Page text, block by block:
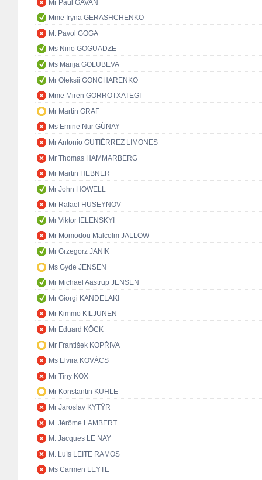
Mr Paul GAVAN
Mme Iryna GERASHCHENKO
M. Pavol GOGA
Ms Nino GOGUADZE
Ms Marija GOLUBEVA
Mr Oleksii GONCHARENKO
Mme Miren GORROTXATEGI
Mr Martin GRAF
Ms Emine Nur GÜNAY
Mr Antonio GUTIÉRREZ LIMONES
Mr Thomas HAMMARBERG
Mr Martin HEBNER
Mr John HOWELL
Mr Rafael HUSEYNOV
Mr Viktor IELENSKYI
Mr Momodou Malcolm JALLOW
Mr Grzegorz JANIK
Ms Gyde JENSEN
Mr Michael Aastrup JENSEN
Mr Giorgi KANDELAKI
Mr Kimmo KILJUNEN
Mr Eduard KÖCK
Mr František KOPŘIVA
Ms Elvira KOVÁCS
Mr Tiny KOX
Mr Konstantin KUHLE
Mr Jaroslav KYTÝR
M. Jérôme LAMBERT
M. Jacques LE NAY
M. Luís LEITE RAMOS
Ms Carmen LEYTE